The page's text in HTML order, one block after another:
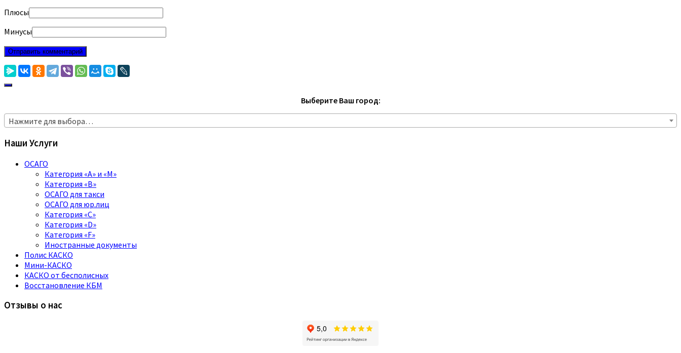
Плюсы
Минусы
Выберите Ваш город:
Нажмите для выбора…
Наши Услуги
ОСАГО
Категория «A» и «M»
Категория «B»
ОСАГО для такси
ОСАГО для юр.лиц
Категория «C»
Категория «D»
Категория «F»
Иностранные документы
Полис КАСКО
Мини-КАСКО
КАСКО от бесполисных
Восстановление КБМ
Отзывы о нас